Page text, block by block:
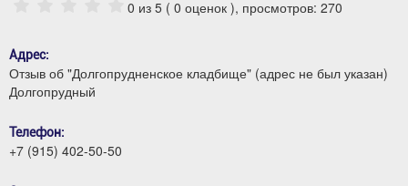
0 из 5 ( 0 оценок ), просмотров: 270
Адрес:
Отзыв об "Долгопрудненское кладбище" (адрес не был указан)
Долгопрудный
Телефон:
+7 (915) 402-50-50